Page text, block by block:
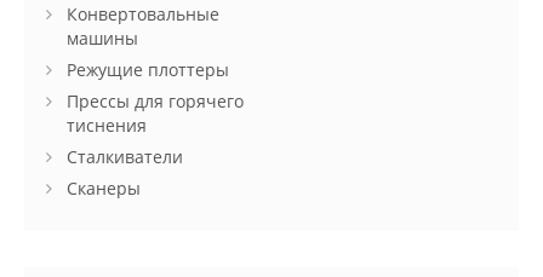
Конвертовальные
машины
Режущие плоттеры
Прессы для горячего
тиснения
Сталкиватели
Сканеры